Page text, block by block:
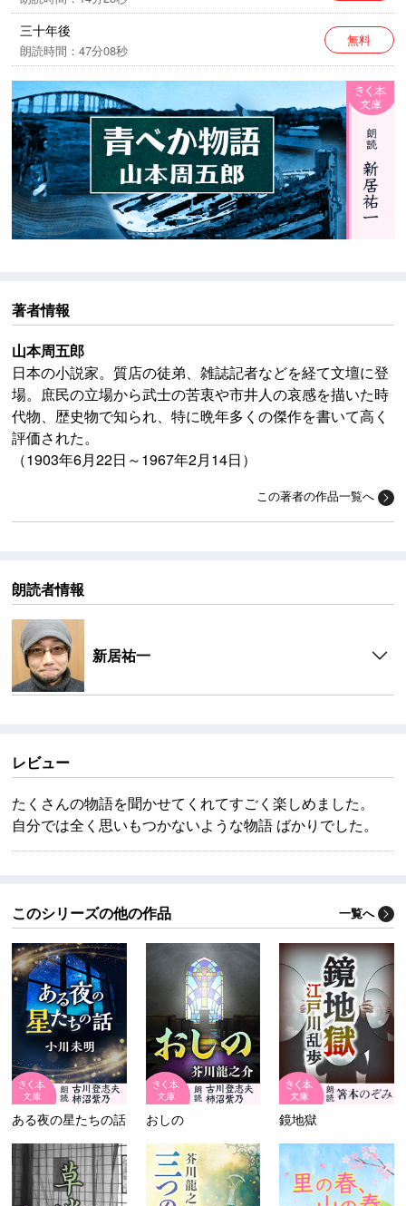
三十年後
朗読時間：47分08秒
無料
著者情報
山本周五郎
日本の小説家。質店の徒弟、雑誌記者などを経て文壇に登
場。庶民の立場から武士の苦衷や市井人の哀感を描いた時
代物、歴史物で知られ、特に晩年多くの傑作を書いて高く
評価された。
（1903年6月22日～1967年2月14日）
この著者の作品一覧へ
朗読者情報
新居祐一
レビュー
たくさんの物語を聞かせてくれてすごく楽しめました。
自分では全く思いもつかないような物語 ばかりでした。
このシリーズの他の作品 一覧へ
ある夜の星たちの話 おしの 鏡地獄